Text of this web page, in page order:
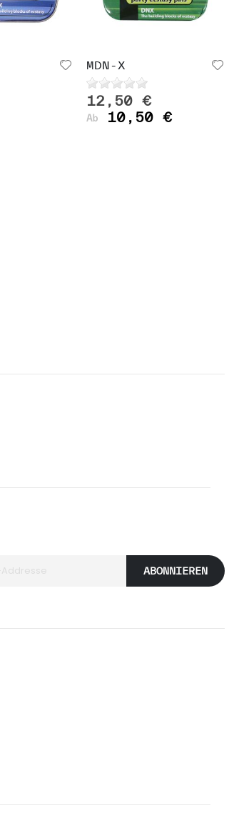
MDN-X
12,50 €
Ab 10,50 €
ABONNIEREN